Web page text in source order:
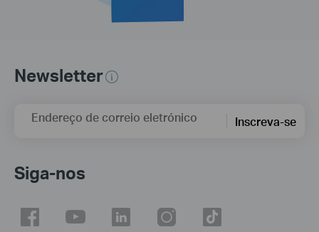
Newsletter
Endereço de correio eletrónico Inscreva-se
Siga-nos